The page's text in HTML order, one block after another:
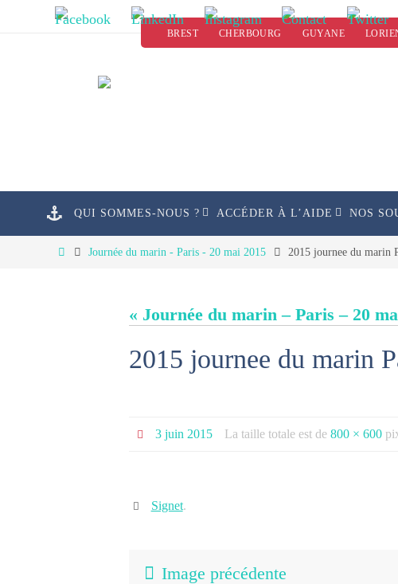
BREST CHERBOURG GUYANE
QUI SOMMES-NOUS ? ACCÉDER À L’AIDE NOS
HomeJournée du marin - Paris - 20 mai 2015 2015 journee du marin
« Journée du marin – Paris – 20
2015 journee du marin
3 juin 2015 La taille totale est de 800 × 600
Signet.
Image précédente